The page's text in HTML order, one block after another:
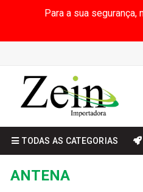
Para a sua
TODAS AS CATEGORIAS
ANTENA